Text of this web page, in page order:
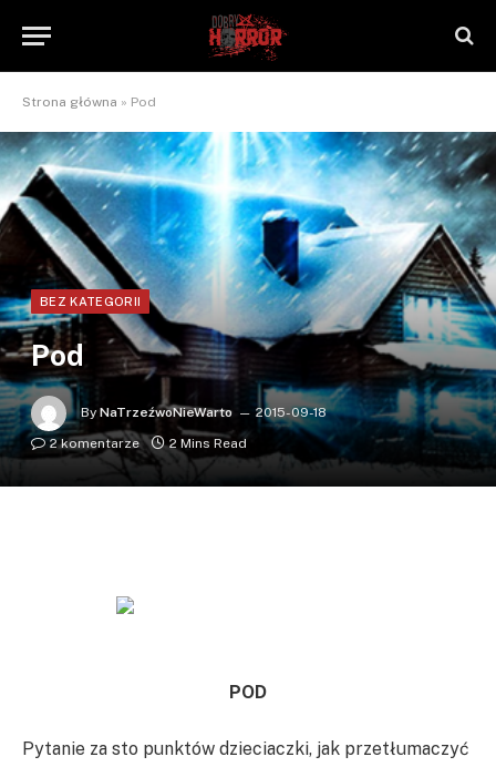
Strona główna » Pod
BEZ KATEGORII
Pod
By NaTrzeźwoNieWarto
2015-09-18
2 komentarze
2 Mins Read
POD
Pytanie za sto punktów dzieciaczki, jak przetłumaczyć